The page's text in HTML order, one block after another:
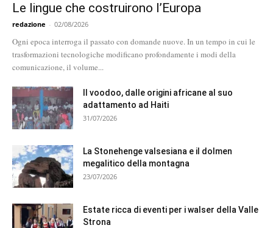
Le lingue che costruirono l’Europa
redazione - 02/08/2026
Ogni epoca interroga il passato con domande nuove. In un tempo in cui le
trasformazioni tecnologiche modificano profondamente i modi della
comunicazione, il volume...
Il voodoo, dalle origini africane al suo
adattamento ad Haiti
31/07/2026
La Stonehenge valsesiana e il dolmen
megalitico della montagna
23/07/2026
Estate ricca di eventi per i walser della Valle
Strona